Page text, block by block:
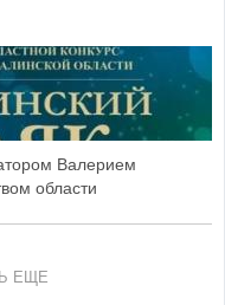
Валерием
области
ЕЩЕ